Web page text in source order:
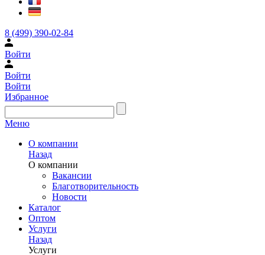
8 (499) 390-02-84
Войти
Войти
Войти
Избранное
Меню
О компании
Назад
О компании
Вакансии
Благотворительность
Новости
Каталог
Оптом
Услуги
Назад
Услуги